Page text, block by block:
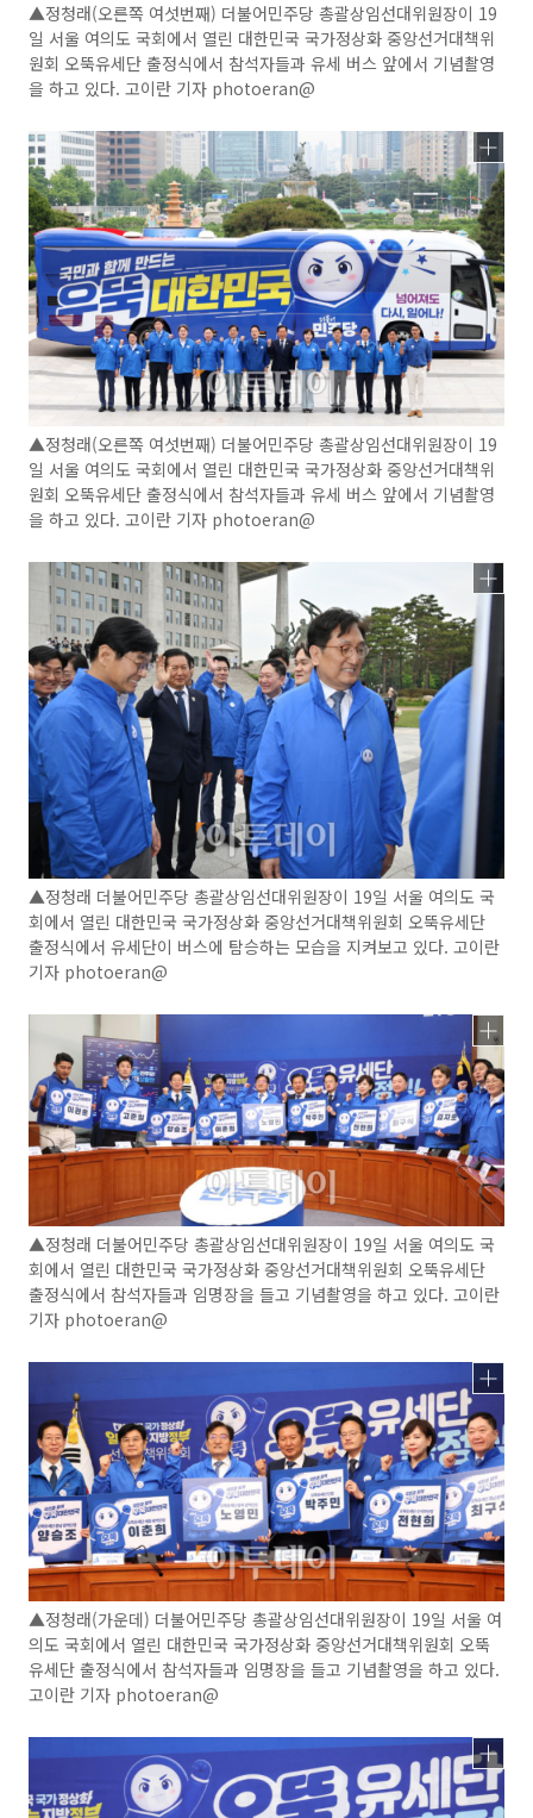
▲정청래(오른쪽 여섯번째) 더불어민주당 총괄상임선대위원장이 19
일 서울 여의도 국회에서 열린 대한민국 국가정상화 중앙선거대책위
원회 오뚝유세단 출정식에서 참석자들과 유세 버스 앞에서 기념촬영
을 하고 있다. 고이란 기자 photoeran@
▲정청래(오른쪽 여섯번째) 더불어민주당 총괄상임선대위원장이 19
일 서울 여의도 국회에서 열린 대한민국 국가정상화 중앙선거대책위
원회 오뚝유세단 출정식에서 참석자들과 유세 버스 앞에서 기념촬영
을 하고 있다. 고이란 기자 photoeran@
▲정청래 더불어민주당 총괄상임선대위원장이 19일 서울 여의도 국
회에서 열린 대한민국 국가정상화 중앙선거대책위원회 오뚝유세단
출정식에서 유세단이 버스에 탐승하는 모습을 지켜보고 있다. 고이란
기자 photoeran@
▲정청래 더불어민주당 총괄상임선대위원장이 19일 서울 여의도 국
회에서 열린 대한민국 국가정상화 중앙선거대책위원회 오뚝유세단
출정식에서 참석자들과 임명장을 들고 기념촬영을 하고 있다. 고이란
기자 photoeran@
▲정청래(가운데) 더불어민주당 총괄상임선대위원장이 19일 서울 여
의도 국회에서 열린 대한민국 국가정상화 중앙선거대책위원회 오뚝
유세단 출정식에서 참석자들과 임명장을 들고 기념촬영을 하고 있다.
고이란 기자 photoeran@